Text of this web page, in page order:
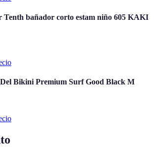
Tenth bañador corto estam niño 605 KAKI
Bikini Premium Surf Good Black M